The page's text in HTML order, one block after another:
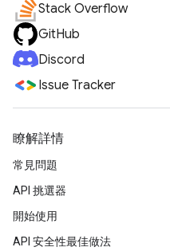
Stack Overflow
GitHub
Discord
Issue Tracker
瞭解詳情
常見問題
API 挑選器
開始使用
API 安全性最佳做法